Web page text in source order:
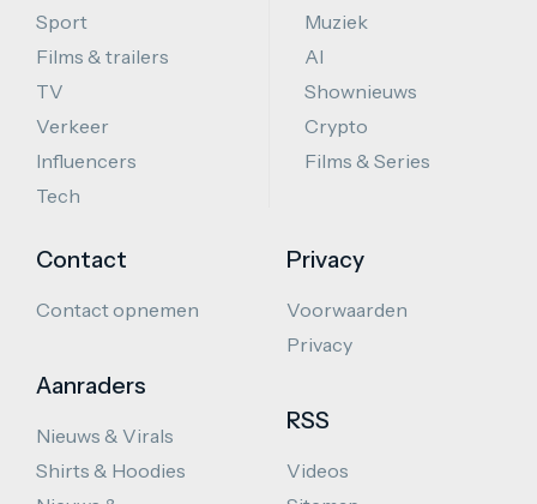
Sport
Films & trailers
TV
Verkeer
Influencers
Tech
Muziek
AI
Shownieuws
Crypto
Films & Series
Contact
Contact opnemen
Aanraders
Nieuws & Virals
Shirts & Hoodies
Privacy
Voorwaarden
Privacy
RSS
Videos